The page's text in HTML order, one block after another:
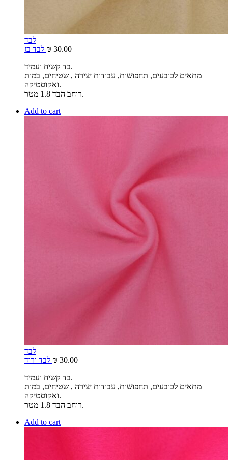
לבד
₪ 30.00
בד קשיח ועמיד.
מתאים לכובעים, תחפושות, עבודות יצירה , שטיחים, במות
ואקוסטיקה.
רוחב הבד 1.8 מטר.
Add to cart
לבד
₪ 30.00
בד קשיח ועמיד.
מתאים לכובעים, תחפושות, עבודות יצירה , שטיחים, במות
ואקוסטיקה.
רוחב הבד 1.8 מטר.
Add to cart